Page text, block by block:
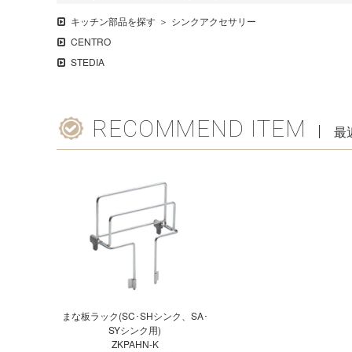
キッチン部品を探す
シンクアクセサリー
CENTRO
STEDIA
RECOMMEND ITEM 最
まな板ラック(SC･SHシンク、SA･
SYシンク用)
ZKPAHN-K